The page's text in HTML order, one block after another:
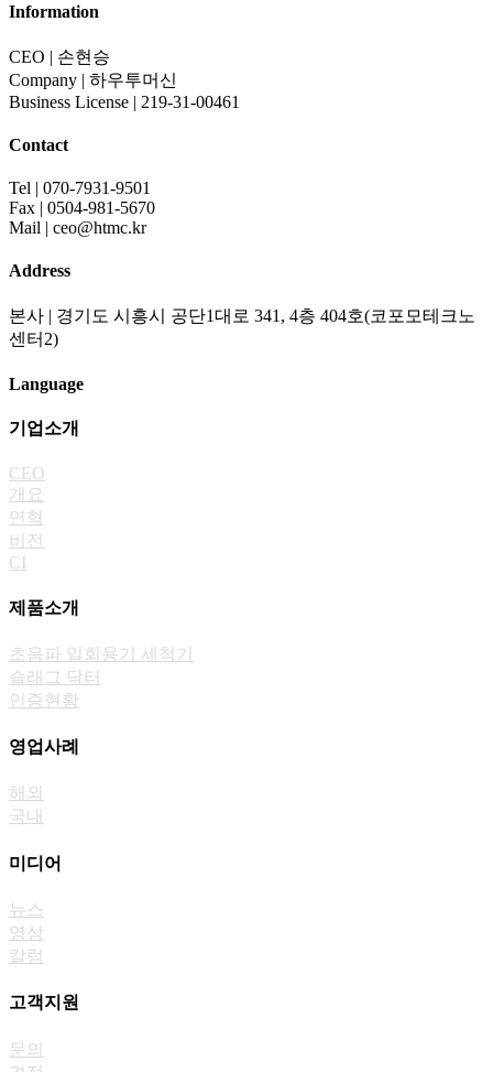
Information
CEO | 손현승
Company | 하우투머신
Business License | 219-31-00461
Contact
Tel | 070-7931-9501
Fax | 0504-981-5670
Mail | ceo@htmc.kr
Address
본사 | 경기도 시흥시 공단1대로 341, 4층 404호(코포모테크노
센터2)
Language
기업소개
CEO
개요
연혁
비전
CI
제품소개
초음파 일회용기 세척기
슬래그 닥터
인증현황
영업사례
해외
국내
미디어
뉴스
영상
칼럼
고객지원
문의